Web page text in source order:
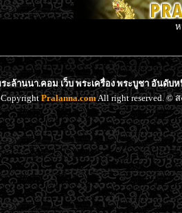
ะล้านนา.คอม เว็บ พระเครื่อง พระบูชา อันดับ
CopyrightPralanna.comAll right reserved. ©